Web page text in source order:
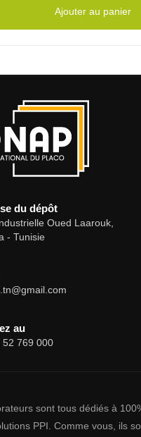
Ajouter au panier
du dépôt
Oued Laarouk,
- Tunisie
au
52 769 000
sont tous dédiés à
PPI. Comme vous, ils